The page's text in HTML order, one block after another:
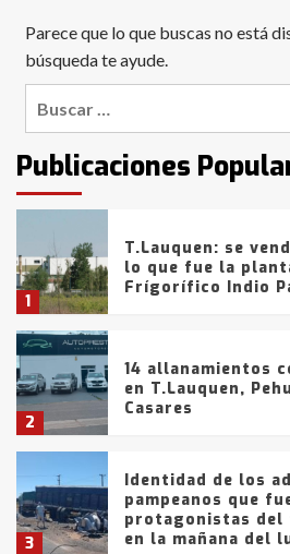
Parece que lo que buscas no está
búsqueda te ayude.
Publicaciones
6
con lluvias y
de la provincia
intentaron evadir
fueron detenidos
comercialización
tarde del sábado
1
T.Lauquen: se
lo que fue la
Frígorífico Indio
2
14 allanamientos
en T.Lauquen,
Casares
3
Identidad de los
pampeanos que
protagonistas del
en la mañana del